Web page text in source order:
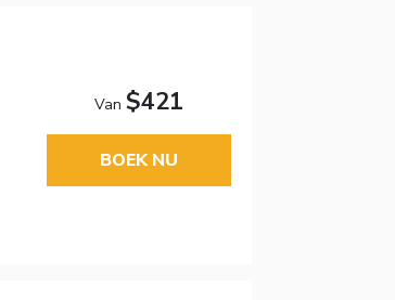
Van $421
BOEK NU